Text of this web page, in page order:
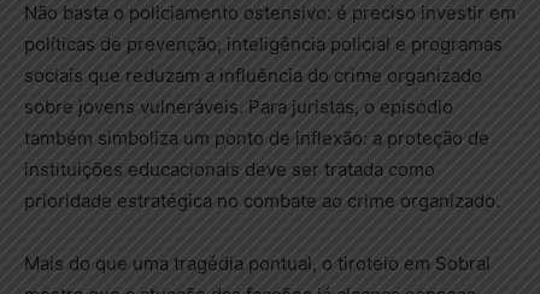
Não basta o policiamento ostensivo: é preciso investir em
políticas de prevenção, inteligência policial e programas
sociais que reduzam a influência do crime organizado
sobre jovens vulneráveis. Para juristas, o episódio
também simboliza um ponto de inflexão: a proteção de
instituições educacionais deve ser tratada como
prioridade estratégica no combate ao crime organizado.
Mais do que uma tragédia pontual, o tiroteio em Sobral